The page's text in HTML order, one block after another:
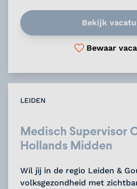
Bekijk
Bewaar
LEIDEN
Medisch Supervisor
Hollands Midden
Wil jij in de regio Leiden &
volksgezondheid met